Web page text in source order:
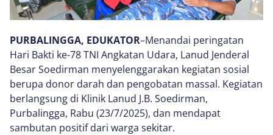
PURBALINGGA, EDUKATOR–Menandai peringatan
Hari Bakti ke-78 TNI Angkatan Udara, Lanud Jenderal
Besar Soedirman menyelenggarakan kegiatan sosial
berupa donor darah dan pengobatan massal. Kegiatan
berlangsung di Klinik Lanud J.B. Soedirman,
Purbalingga, Rabu (23/7/2025), dan mendapat
sambutan positif dari warga sekitar.